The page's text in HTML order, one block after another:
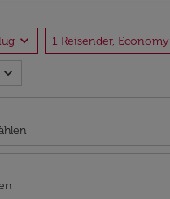
expand_more 1 Reisender, Economy
expand_more